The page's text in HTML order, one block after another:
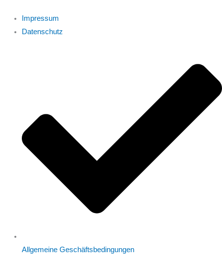
Impressum
Datenschutz
Allgemeine Geschäftsbedingungen